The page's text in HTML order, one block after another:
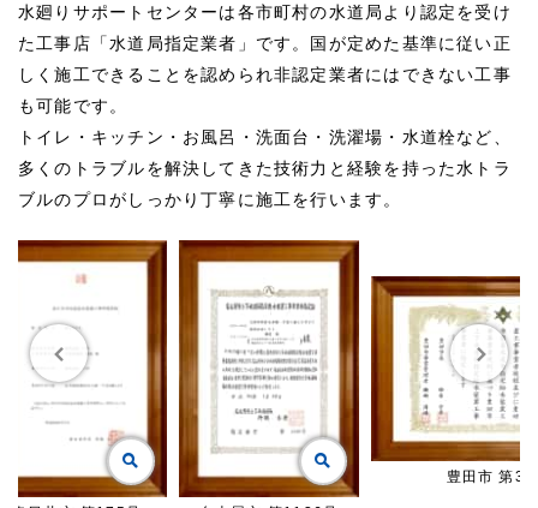
水廻りサポートセンターは各市町村の水道局より認定を受け
た工事店「水道局指定業者」です。国が定めた基準に従い正
しく施工できることを認められ非認定業者にはできない工事
も可能です。
トイレ・キッチン・お風呂・洗面台・洗濯場・水道栓など、
多くのトラブルを解決してきた技術力と経験を持った水トラ
ブルのプロがしっかり丁寧に施工を行います。
豊田市 第